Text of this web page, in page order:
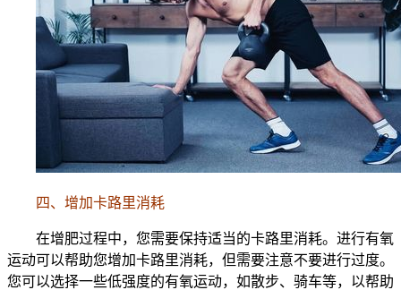
四、增加卡路里消耗
在增肥过程中，您需要保持适当的卡路里消耗。进行有氧
运动可以帮助您增加卡路里消耗，但需要注意不要进行过度。
您可以选择一些低强度的有氧运动，如散步、骑车等，以帮助